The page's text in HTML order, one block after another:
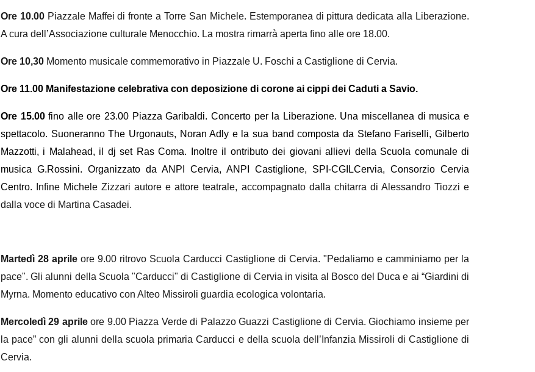
Ore 10.00Piazzale Maffei di fronte a Torre San Michele. Estemporanea di pittura dedicata alla Liberazione.
A cura dell’Associazione culturale Menocchio. La mostra rimarrà aperta fino alle ore 18.00.
Ore 10,30Momento musicale commemorativo in Piazzale U. Foschi a Castiglione di Cervia.
Ore 11.00 Manifestazione celebrativa con deposizione di corone ai cippi dei Caduti a Savio.
Ore 15.00fino alle ore 23.00 Piazza Garibaldi. Concerto per la Liberazione. Una miscellanea di musica e
spettacolo. Suoneranno The Urgonauts, Noran Adly e la sua band composta da Stefano Fariselli, Gilberto
Mazzotti, i Malahead, il dj set Ras Coma. Inoltre il ontributo dei giovani allievi della Scuola comunale di
musica G.Rossini. Organizzato da ANPI Cervia, ANPI Castiglione, SPI-CGILCervia, Consorzio Cervia
Centro.
Infine Michele Zizzari autore e attore teatrale, accompagnato dalla chitarra di Alessandro Tiozzi e
dalla voce di Martina Casadei.
Martedì 28 aprile ore 9.00 ritrovo Scuola Carducci Castiglione di Cervia. "Pedaliamo e camminiamo per la
pace". Gli alunni della Scuola "Carducci" di Castiglione di Cervia in visita al Bosco del Duca e ai “Giardini di
Myrna. Momento educativo con Alteo Missiroli guardia ecologica volontaria.
Mercoledì 29 aprileore 9.00 Piazza Verde di Palazzo Guazzi Castiglione di Cervia. Giochiamo insieme per
la pace” con gli alunni della scuola primaria Carducci e della scuola dell’Infanzia Missiroli di Castiglione di
Cervia.